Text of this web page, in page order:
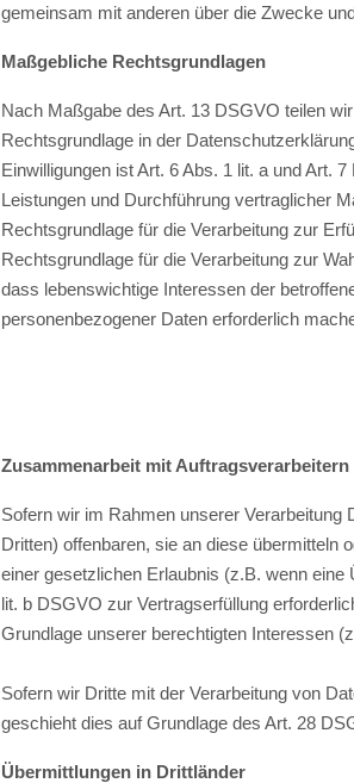
gemeinsam mit anderen über die Zwecke
Maßgebliche Rechtsgrundlagen
Nach Maßgabe des Art. 13 DSGVO teilen
Rechtsgrundlage in der
Einwilligungen ist Art. 6 Abs. 1 lit. a und Art.
Leistungen und Durchführung vertraglicher
Rechtsgrundlage für die Verarbeitung zur
Rechtsgrundlage für die Verarbeitung zur
dass lebenswichtige Interessen der
personenbezogener Daten erforderlich
Zusammenarbeit mit
Sofern wir im Rahmen unserer Verarbeitung
Dritten) offenbaren, sie an diese übermitteln
einer gesetzlichen Erlaubnis (z.B. wenn eine
lit. b DSGVO zur Vertragserfüllung
Grundlage unserer berechtigten Interessen
Sofern wir Dritte mit der Verarbeitung von
geschieht dies auf Grundlage des Art. 28
Übermittlungen in Drittländer